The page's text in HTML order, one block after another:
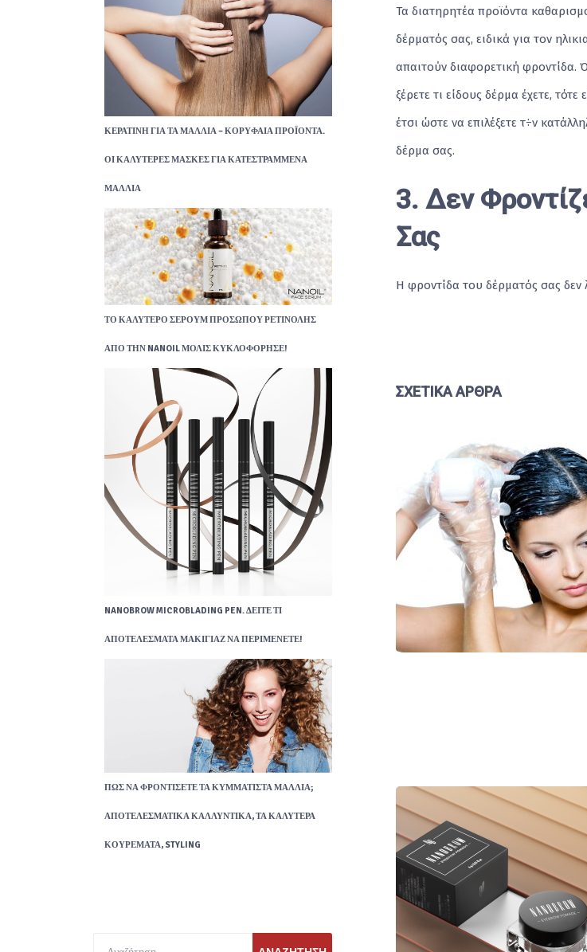
Τα διατηρητέα προϊόντα
δέρματός σας, ειδικά για τον
απαιτούν διαφορετική φροντίδα.
ξέρετε τι είδους δέρμα έχετε,
έτσι ώστε να επιλέξετε τ÷ν
δέρμα σας.
3. Δεν
Σας
Η φροντίδα του δέρματός σας δεν
ΣΧΕΤΙΚΆ ΆΡΘΡΑ
ΚΕΡΑΤΊΝΗ ΓΙΑ ΤΑ ΜΑΛΛΙΆ – ΚΟΡΥΦΑΊΑ ΠΡΟΪΌΝΤΑ.
ΟΙ ΚΑΛΎΤΕΡΕΣ ΜΆΣΚΕΣ ΓΙΑ ΚΑΤΕΣΤΡΑΜΜΈΝΑ
ΜΑΛΛΙΆ
ΤΟ ΚΑΛΎΤΕΡΟ ΣΈΡΟΥΜ ΠΡΟΣΏΠΟΥ ΡΕΤΙΝΌΛΗΣ
ΑΠΌ ΤΗΝ NANOIL ΜΌΛΙΣ ΚΥΚΛΟΦΌΡΗΣΕ!
NANOBROW MICROBLADING PEN. ΔΕΊΤΕ ΤΙ
ΑΠΟΤΕΛΈΣΜΑΤΑ ΜΑΚΙΓΙΆΖ ΝΑ ΠΕΡΙΜΈΝΕΤΕ!
ΠΏΣ ΝΑ ΦΡΟΝΤΊΣΕΤΕ ΤΑ ΚΥΜΜΑΤΙΣΤΆ ΜΑΛΛΙΆ;
ΑΠΟΤΕΛΕΣΜΑΤΙΚΆ ΚΑΛΛΥΝΤΙΚΆ, ΤΑ ΚΑΛΎΤΕΡΑ
ΚΟΥΡΈΜΑΤΑ, STYLING